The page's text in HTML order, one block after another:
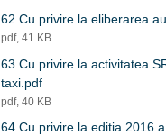
62 Cu privire la eliberarea
pdf, 41 KB
63 Cu privire la activitatea
taxi.pdf
pdf, 40 KB
64 Cu privire la editia 2016